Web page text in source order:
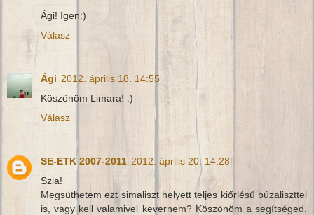
Ági! Igen:)
Válasz
Ági 2012. április 18. 14:55
Köszönöm Limara! :)
Válasz
SE-ETK 2007-2011 2012. április 20. 14:28
Szia!
Megsüthetem ezt simaliszt helyett teljes kiőrlésű búzaliszttel
is, vagy kell valamivel kevernem? Köszönöm a segítséged.